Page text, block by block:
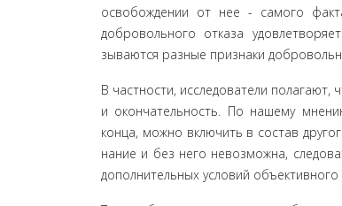
освобождении от нее - самого
добровольного отказа
зываются разные признаки
В частности, исследователи
и окончательность. По нашему
конца, можно включить в состав
нание и без него невозможна,
дополнительных условий